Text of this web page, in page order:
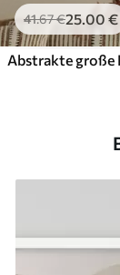
41.67€25.00 €